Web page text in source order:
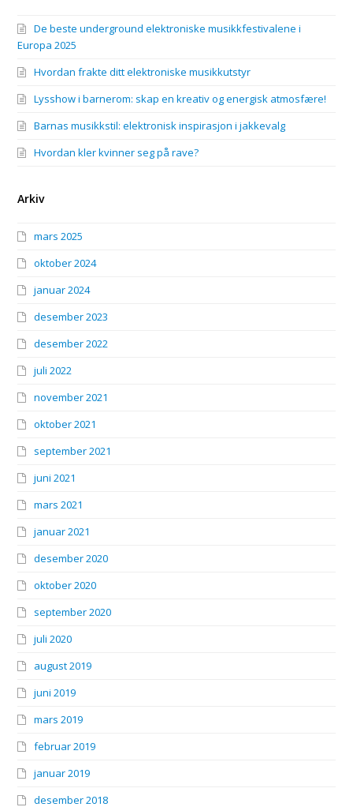
De beste underground elektroniske musikkfestivalene i
Europa 2025
Hvordan frakte ditt elektroniske musikkutstyr
Lysshow i barnerom: skap en kreativ og energisk atmosfære!
Barnas musikkstil: elektronisk inspirasjon i jakkevalg
Hvordan kler kvinner seg på rave?
Arkiv
mars 2025
oktober 2024
januar 2024
desember 2023
desember 2022
juli 2022
november 2021
oktober 2021
september 2021
juni 2021
mars 2021
januar 2021
desember 2020
oktober 2020
september 2020
juli 2020
august 2019
juni 2019
mars 2019
februar 2019
januar 2019
desember 2018